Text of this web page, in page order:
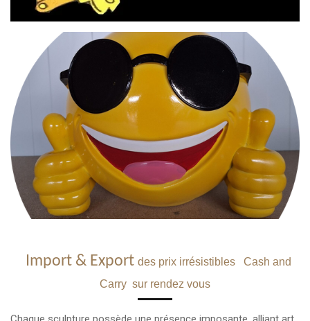
Import & Export des prix irrésistibles Cash and
Carry sur rendez vous